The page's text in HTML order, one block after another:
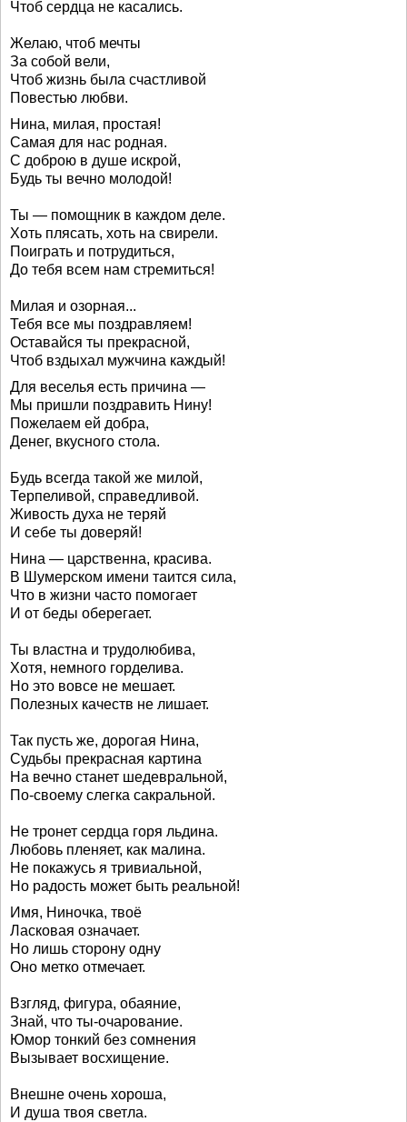
Чтоб сердца не касались.
Желаю, чтоб мечты
За собой вели,
Чтоб жизнь была счастливой
Повестью любви.
Нина, милая, простая!
Самая для нас родная.
С доброю в душе искрой,
Будь ты вечно молодой!
Ты — помощник в каждом деле.
Хоть плясать, хоть на свирели.
Поиграть и потрудиться,
До тебя всем нам стремиться!
Милая и озорная...
Тебя все мы поздравляем!
Оставайся ты прекрасной,
Чтоб вздыхал мужчина каждый!
Для веселья есть причина —
Мы пришли поздравить Нину!
Пожелаем ей добра,
Денег, вкусного стола.
Будь всегда такой же милой,
Терпеливой, справедливой.
Живость духа не теряй
И себе ты доверяй!
Нина — царственна, красива.
В Шумерском имени таится сила,
Что в жизни часто помогает
И от беды оберегает.
Ты властна и трудолюбива,
Хотя, немного горделива.
Но это вовсе не мешает.
Полезных качеств не лишает.
Так пусть же, дорогая Нина,
Судьбы прекрасная картина
На вечно станет шедевральной,
По-своему слегка сакральной.
Не тронет сердца горя льдина.
Любовь пленяет, как малина.
Не покажусь я тривиальной,
Но радость может быть реальной!
Имя, Ниночка, твоё
Ласковая означает.
Но лишь сторону одну
Оно метко отмечает.
Взгляд, фигура, обаяние,
Знай, что ты-очарование.
Юмор тонкий без сомнения
Вызывает восхищение.
Внешне очень хороша,
И душа твоя светла.